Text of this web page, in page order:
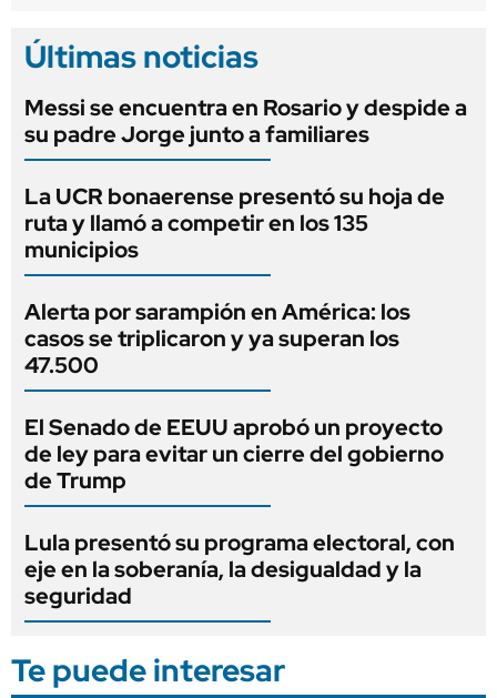
Últimas noticias
Messi se encuentra en Rosario y despide a
su padre Jorge junto a familiares
La UCR bonaerense presentó su hoja de
ruta y llamó a competir en los 135
municipios
Alerta por sarampión en América: los
casos se triplicaron y ya superan los
47.500
El Senado de EEUU aprobó un proyecto
de ley para evitar un cierre del gobierno
de Trump
Lula presentó su programa electoral, con
eje en la soberanía, la desigualdad y la
seguridad
Te puede interesar